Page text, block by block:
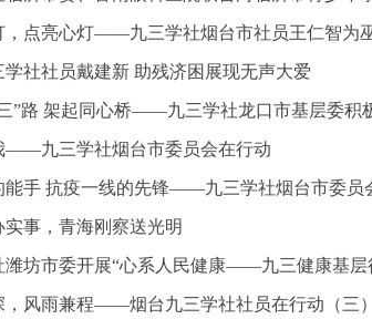
，点亮心灯——九三学社烟台市社员王仁智为
学社社员戴建新 助残济困展现无声大爱
”路 架起同心桥——九三学社龙口市基层委积
——九三学社烟台市委员会在行动
能手 抗疫一线的先锋——九三学社烟台市委员
实事，青海刚察送光明
潍坊市委开展“心系人民健康——九三健康基层
，风雨兼程——烟台九三学社社员在行动（三）